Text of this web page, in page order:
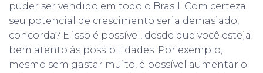
puder ser vendido em todo o Brasil. Com certeza
seu potencial de crescimento seria demasiado,
concorda? E isso é possível, desde que você esteja
bem atento às possibilidades. Por exemplo,
mesmo sem gastar muito, é possível aumentar o